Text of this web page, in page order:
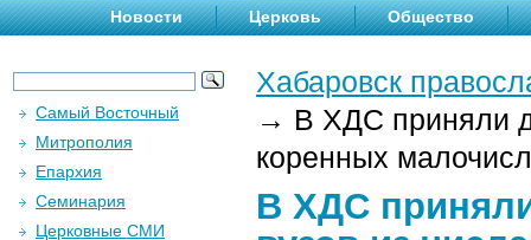
Новости Церковь Общество
Хабаровск
→ В ХДС приняли
коренных
В ХДС
Самый Восточный
Митрополия
Епархия
Семинария
Церковные СМИ